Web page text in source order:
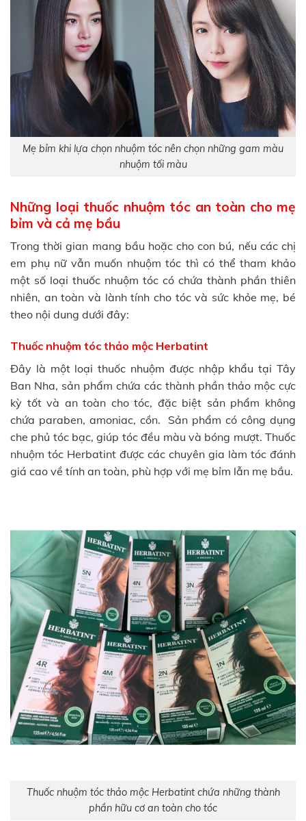
Mẹ bỉm khi lựa chọn nhuộm tóc nên chọn những gam màu
nhuộm tối màu
Những loại thuốc nhuộm tóc an toàn cho mẹ
bỉm và cả mẹ bầu
Trong thời gian mang bầu hoặc cho con bú, nếu các chị
em phụ nữ vẫn muốn nhuộm tóc thì có thể tham khảo
một số loại thuốc nhuộm tóc có chứa thành phần thiên
nhiên, an toàn và lành tính cho tóc và sức khỏe mẹ, bé
theo nội dung dưới đây:
Thuốc nhuộm tóc thảo mộc Herbatint
Đây là một loại thuốc nhuộm được nhập khẩu tại Tây
Ban Nha, sản phẩm chứa các thành phần thảo mộc cực
kỳ tốt và an toàn cho tóc, đặc biệt sản phẩm không
chứa paraben, amoniac, cồn. Sản phẩm có công dụng
che phủ tóc bạc, giúp tóc đều màu và bóng mượt. Thuốc
nhuộm tóc Herbatint được các chuyên gia làm tóc đánh
giá cao về tính an toàn, phù hợp với mẹ bỉm lẫn mẹ bầu.
Thuốc nhuộm tóc thảo mộc Herbatint chứa những thành
phần hữu cơ an toàn cho tóc